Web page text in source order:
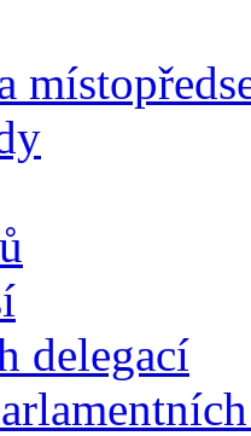
delegací